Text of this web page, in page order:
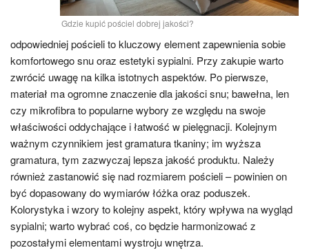
Gdzie kupić pościel dobrej jakości?
odpowiedniej pościeli to kluczowy element zapewnienia sobie
komfortowego snu oraz estetyki sypialni. Przy zakupie warto
zwrócić uwagę na kilka istotnych aspektów. Po pierwsze,
materiał ma ogromne znaczenie dla jakości snu; bawełna, len
czy mikrofibra to popularne wybory ze względu na swoje
właściwości oddychające i łatwość w pielęgnacji. Kolejnym
ważnym czynnikiem jest gramatura tkaniny; im wyższa
gramatura, tym zazwyczaj lepsza jakość produktu. Należy
również zastanowić się nad rozmiarem pościeli – powinien on
być dopasowany do wymiarów łóżka oraz poduszek.
Kolorystyka i wzory to kolejny aspekt, który wpływa na wygląd
sypialni; warto wybrać coś, co będzie harmonizować z
pozostałymi elementami wystroju wnętrza.